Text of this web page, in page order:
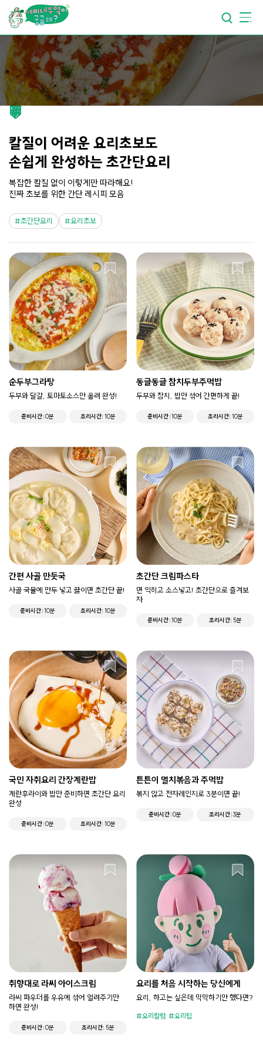
요리가건강해지는부엌
요리가쉬워지는부엌
칼질이 어려운 요리초보도
손쉽게 완성하는 초간단요리
복잡한 칼질 없이 이렇게만 따라해요!
진짜 초보를 위한 간단 레시피 모음
초간단요리 요리초보
순두부그라탕
두부와 달걀, 토마토소스만 올려 완성!
준비시간 0분 조리시간 10분
동글동글 참치두부주먹밥
두부와 참치, 밥만 섞어 간편하게 끝!
준비시간 10분 조리시간 10분
간편 사골 만둣국
사골 국물에 만두 넣고 끓이면 초간단 끝!
준비시간 10분 조리시간 10분
초간단 크림파스타
면 익히고 소스넣고! 초간단으로 즐겨보
자
준비시간 10분 조리시간 5분
국민 자취요리 간장계란밥
계란후라이와 밥만 준비하면 초간단 요리
완성
준비시간 0분 조리시간 10분
튼튼이 멸치볶음과 주먹밥
볶지 않고 전자레인지로 3분이면 끝!
준비시간 0분 조리시간 3분
취향대로 라씨 아이스크림
라씨 파우더를 우유에 섞어 얼려주기만
하면 완성!
준비시간 0분 조리시간 5분
요리를 처음 시작하는 당신에게
요리, 하고는 싶은데 막막하기만 했다면?
요리칼럼 요리팁